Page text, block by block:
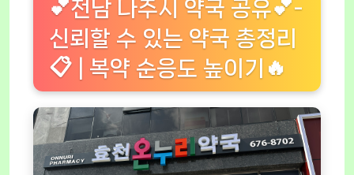
💕전남 나주시 약국 공유💕-
신뢰할 수 있는 약국 총정리
📋 | 복약 순응도 높이기🔥